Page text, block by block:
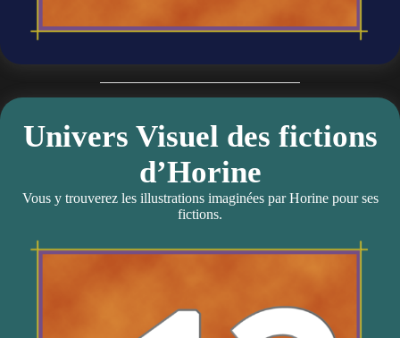
Univers Visuel des fictions
d’Horine
Vous y trouverez les illustrations imaginées par Horine pour ses
fictions.